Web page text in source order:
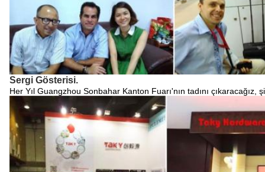
Sergi Gösterisi.
Her Yıl Guangzhou Sonbahar Kanton Fuarı'nın tadını